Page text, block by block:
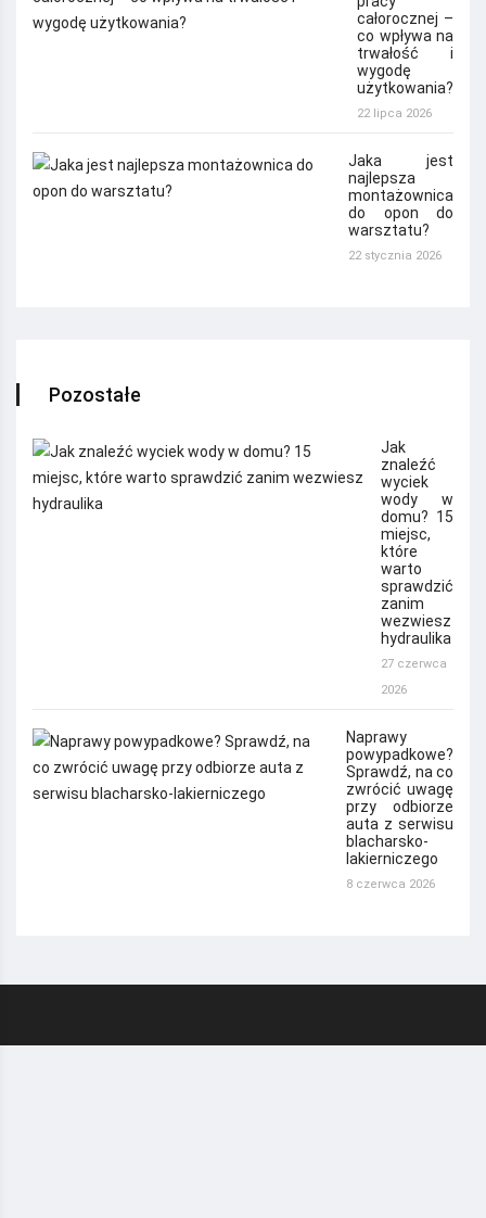
całorocznej –
co wpływa na
trwałość i
wygodę
użytkowania?
22 lipca 2026
Jaka jest
najlepsza
montażownica
do opon do
warsztatu?
22 stycznia 2026
Pozostałe
Jak
znaleźć
wyciek
wody w
domu? 15
miejsc,
które
warto
sprawdzić
zanim
wezwiesz
hydraulika
27 czerwca
2026
Naprawy
powypadkowe?
Sprawdź, na co
zwrócić uwagę
przy odbiorze
auta z serwisu
blacharsko-
lakierniczego
8 czerwca 2026